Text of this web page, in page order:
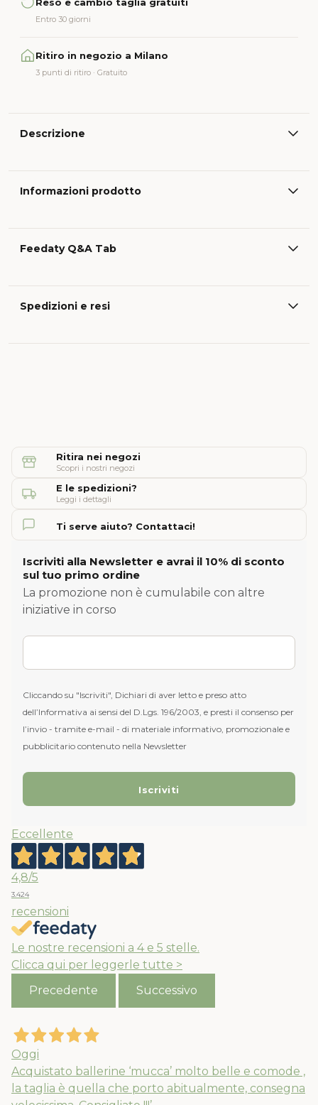
Entro 30 giorni
Ritiro in negozio a Milano
3 punti di ritiro · Gratuito
Descrizione
Informazioni prodotto
Feedaty Q&A Tab
Spedizioni e resi
Ritira nei negozi
Scopri i nostri negozi
E le spedizioni?
Leggi i dettagli
Ti serve aiuto? Contattaci!
Iscriviti alla Newsletter e avrai il 10% di sconto
sul tuo primo ordine
La promozione non è cumulabile con altre
iniziative in corso
Cliccando su "Iscriviti", Dichiari di aver letto e preso atto
dell’Informativa ai sensi del D.Lgs. 196/2003, e presti il consenso per
l’invio - tramite e-mail - di materiale informativo, promozionale e
pubblicitario contenuto nella Newsletter
Eccellente
4,8/5
3.424
recensioni
Le nostre recensioni a 4 e 5 stelle.
Clicca qui per leggerle tutte >
Precedente
Successivo
Oggi
Acquistato ballerine ‘mucca’ molto belle e comode ,
la taglia è quella che porto abitualmente, consegna